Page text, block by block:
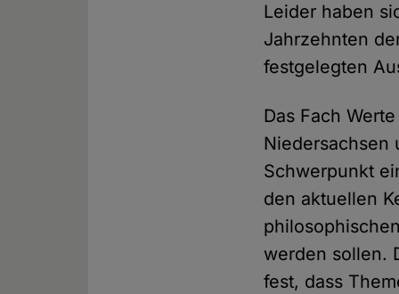
Leider haben
Jahrzehnten
festgelegten
Das Fach
Schwerpunkt
den aktuellen
werden sollen.
fest, dass